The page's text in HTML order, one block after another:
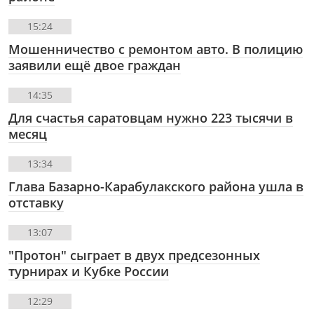
15:24
Мошенничество с ремонтом авто. В полицию
заявили ещё двое граждан
14:35
Для счастья саратовцам нужно 223 тысячи в
месяц
13:34
Глава Базарно-Карабулакского района ушла в
отставку
13:07
"Протон" сыграет в двух предсезонных
турнирах и Кубке России
12:29